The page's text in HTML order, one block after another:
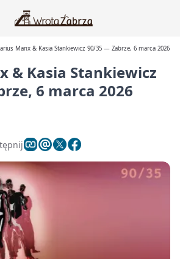
Manx & Kasia Stankiewicz 90/35 — Zabrze, 6 marca 2026
& Kasia Stankiewicz
6 marca 2026